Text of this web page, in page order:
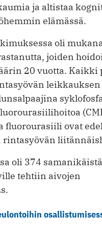
ja altistaa
elämässä.
oli
joiden
20 vuotta. Kaikki
fluorourasiili ovat
rintasyövän
oli 374
tehtiin aivojen